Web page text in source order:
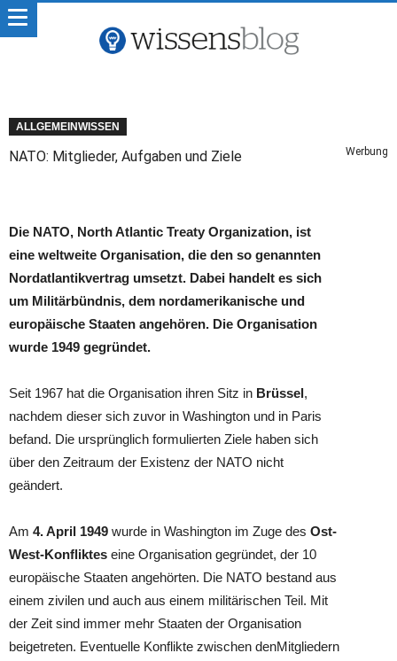
ALLGEMEINWISSEN
NATO: Mitglieder, Aufgaben und Ziele Werbung
Die NATO, North Atlantic Treaty Organization, ist
eine weltweite Organisation, die den so genannten
Nordatlantikvertrag umsetzt. Dabei handelt es sich
um Militärbündnis, dem nordamerikanische und
europäische Staaten angehören. Die Organisation
wurde 1949 gegründet.
Seit 1967 hat die Organisation ihren Sitz in Brüssel,
nachdem dieser sich zuvor in Washington und in Paris
befand. Die ursprünglich formulierten Ziele haben sich
über den Zeitraum der Existenz der NATO nicht
geändert.
Am 4. April 1949 wurde in Washington im Zuge des Ost-
West-Konfliktes eine Organisation gegründet, der 10
europäische Staaten angehörten. Die NATO bestand aus
einem zivilen und auch aus einem militärischen Teil. Mit
der Zeit sind immer mehr Staaten der Organisation
beigetreten. Eventuelle Konflikte zwischen denMitgliedern